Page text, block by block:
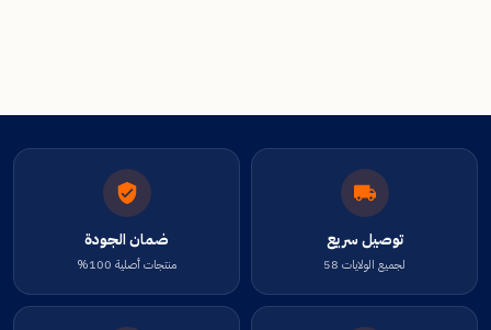
توصيل سريع
لجميع الولايات 58
ضمان الجودة
منتجات أصلية 100%